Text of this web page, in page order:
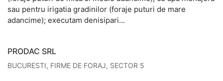
sau pentru irigatia gradinilor (foraje puturi de mare
adancime); executam denisipari...
PRODAC SRL
BUCURESTI, FIRME DE FORAJ, SECTOR 5